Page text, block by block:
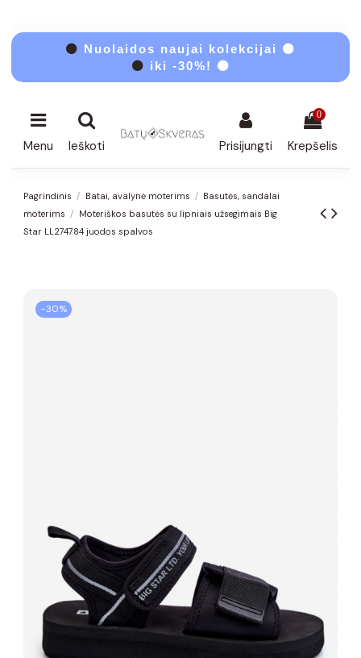
⚫ Nuolaidos naujai kolekcijai ⚫
⚫ iki -30%! ⚫
Menu Ieškoti Prisijungti
0
Krepšelis
Pagrindinis Batai, avalynė moterims
Basutės, sandalai
moterims
Moteriškos basutės su lipniais užsegimais Big
Star LL274784 juodos spalvos
−30%